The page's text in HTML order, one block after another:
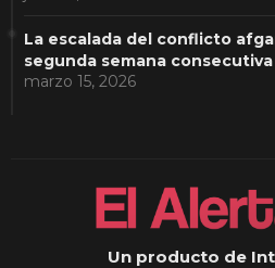
La escalada del conflicto
segunda semana consecutiva
marzo 15, 2026
Un producto de